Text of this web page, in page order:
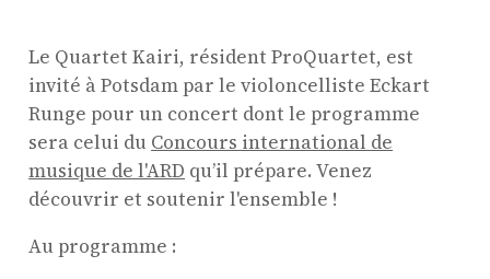
Le Quartet Kairi, résident ProQuartet, est
invité à Potsdam par le violoncelliste Eckart
Runge pour un concert dont le programme
sera celui du Concours international de
musique de l'ARD qu’il prépare. Venez
découvrir et soutenir l'ensemble !
Au programme :